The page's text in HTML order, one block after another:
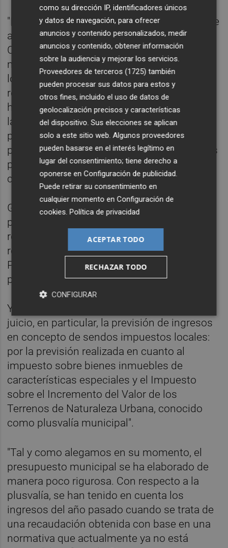
"Estos gastos sobrevenidos que puede verse
abocado a afrontar el equipo de gobierno de
Compromís y PSPV se suman a la posible
merma de ingresos por algunos tributos
locales, denunciada por Cs en las
reclamaciones al presupuesto de este año",
ha advertido, y ha añadido que al "agujero de
la plusvalía se le añade el del IAE, lo que
puede suponer un quebranto importante
para el Ayuntamiento, dado que, además, los
presupuestos de este año no lo
contemplan".
Giner ha señalado que Cs fue "el único
partido de la oposición que, tal y como
reconoció el concejal de Hacienda, formuló
reclamaciones en sentido estricto al
Presupuesto del Ayuntamiento de València
para 2022".
Y en dichas reclamaciones "puso en tela de
juicio, en particular, la previsión de ingresos
en concepto de sendos impuestos locales:
por la previsión realizada en cuanto al
impuesto sobre bienes inmuebles de
características especiales y el Impuesto
sobre el Incremento del Valor de los
Terrenos de Naturaleza Urbana, conocido
como plusvalía municipal".
"Tal y como alegamos en su momento, el
presupuesto municipal se ha elaborado de
manera poco rigurosa. Con respecto a la
plusvalía, se han tenido en cuenta los
ingresos del año pasado cuando se trata de
una recaudación obtenida con base en una
normativa que actualmente ya no está
como su dirección IP, identificadores únicos
y datos de navegación, para ofrecer
anuncios y contenido personalizados, medir
anuncios y contenido, obtener información
sobre la audiencia y mejorar los servicios.
Proveedores de terceros (1725) también
pueden procesar sus datos para estos y
otros fines, incluido el uso de datos de
geolocalización precisos y características
del dispositivo. Sus elecciones se aplican
solo a este sitio web. Algunos proveedores
pueden basarse en el interés legítimo en
lugar del consentimiento; tiene derecho a
oponerse enConfiguración de publicidad.
Puede retirar su consentimiento en
cualquier momento enConfiguración de
cookies.Política de privacidad
ACEPTAR TODO
RECHAZAR TODO
CONFIGURAR